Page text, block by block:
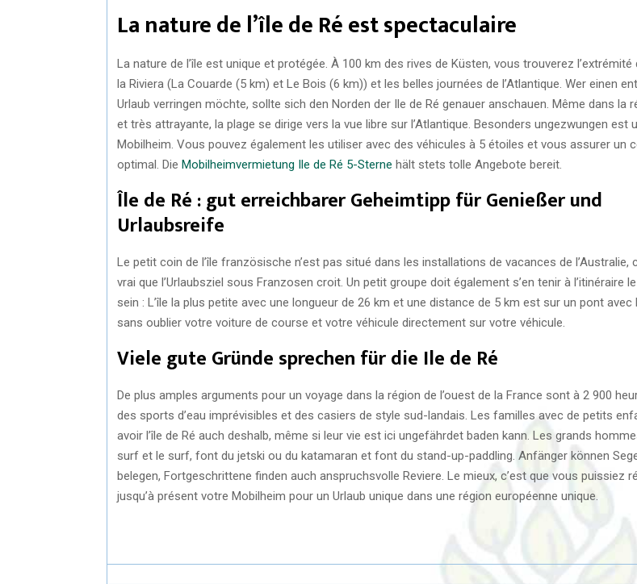
La nature de l’île de Ré est spectaculaire
La nature de l’île est unique et protégée. À 100 km des rives de Küsten, vous trouverez l’extrémité
la Riviera (La Couarde (5 km) et Le Bois (6 km)) et les belles journées de l’Atlantique. Wer einen
Urlaub verringen möchte, sollte sich den Norden der Ile de Ré genauer anschauen. Même dans la
et très attrayante, la plage se dirige vers la vue libre sur l’Atlantique. Besonders ungezwungen est
Mobilheim. Vous pouvez également les utiliser avec des véhicules à 5 étoiles et vous assurer un
optimal. Die Mobilheimvermietung Ile de Ré 5-Sterne hält stets tolle Angebote bereit.
Île de Ré : gut erreichbarer Geheimtipp für Genießer und
Urlaubsreife
Le petit coin de l’île französische n’est pas situé dans les installations de vacances de l’Australie,
vrai que l’Urlaubsziel sous Franzosen croit. Un petit groupe doit également s’en tenir à l’itinéraire
sein : L’île la plus petite avec une longueur de 26 km et une distance de 5 km est sur un pont avec
sans oublier votre voiture de course et votre véhicule directement sur votre véhicule.
Viele gute Gründe sprechen für die Ile de Ré
De plus amples arguments pour un voyage dans la région de l’ouest de la France sont à 2 900
des sports d’eau imprévisibles et des casiers de style sud-landais. Les familles avec de petits
avoir l’île de Ré auch deshalb, même si leur vie est ici ungefährdet baden kann. Les grands
surf et le surf, font du jetski ou du katamaran et font du stand-up-paddling. Anfänger können
belegen, Fortgeschrittene finden auch anspruchsvolle Reviere. Le mieux, c’est que vous puissiez
jusqu’à présent votre Mobilheim pour un Urlaub unique dans une région européenne unique.